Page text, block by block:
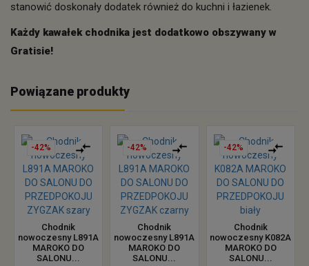
stanowić doskonały dodatek również do kuchni i łazienek.
Każdy kawałek chodnika jest dodatkowo obszywany w
Gratisie!
Powiązane produkty
-42%
Chodnik
nowoczesny L891A
MAROKO DO
SALONU...
-42%
Chodnik
nowoczesny L891A
MAROKO DO
SALONU...
-42%
Chodnik
nowoczesny K082A
MAROKO DO
SALONU...